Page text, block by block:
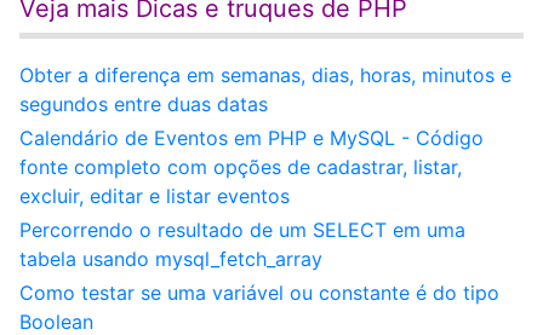
Veja mais Dicas e truques de PHP
Obter a diferença em semanas, dias, horas, minutos e
segundos entre duas datas
Calendário de Eventos em PHP e MySQL - Código
fonte completo com opções de cadastrar, listar,
excluir, editar e listar eventos
Percorrendo o resultado de um SELECT em uma
tabela usando mysql_fetch_array
Como testar se uma variável ou constante é do tipo
Boolean